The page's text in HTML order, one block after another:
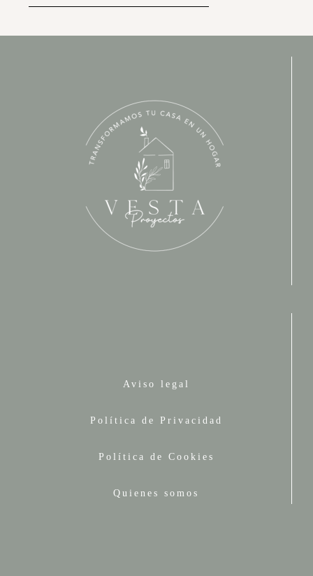
Aviso legal
Política de Privacidad
Política de Cookies
Quienes somos